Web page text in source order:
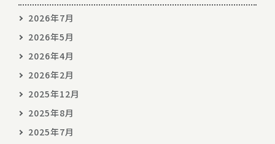
2026年7月
2026年5月
2026年4月
2026年2月
2025年12月
2025年8月
2025年7月